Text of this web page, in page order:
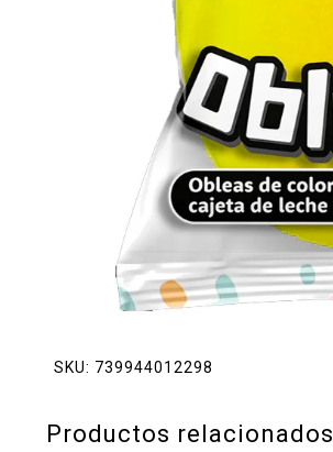
Pan de la casa
Salchichonería
SKU: 739944012298
Productos relacionados